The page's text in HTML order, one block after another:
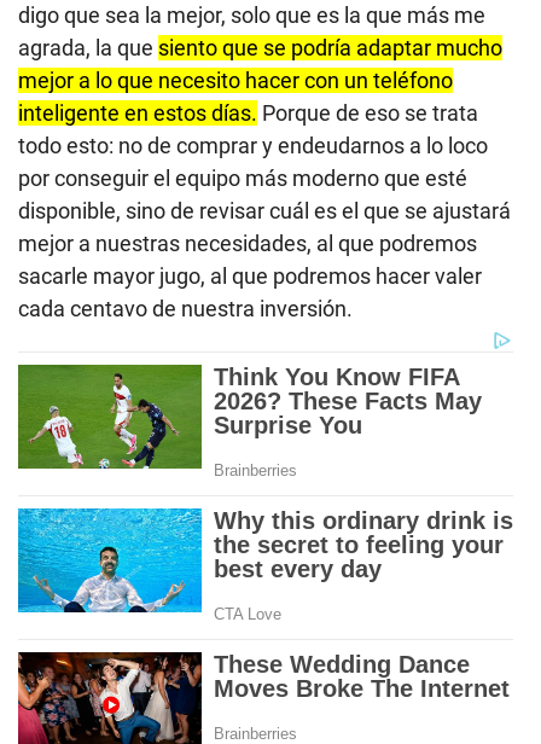
digo que sea la mejor, solo que es la que más me
agrada, la que siento que se podría adaptar mucho
mejor a lo que necesito hacer con un teléfono
inteligente en estos días. Porque de eso se trata
todo esto: no de comprar y endeudarnos a lo loco
por conseguir el equipo más moderno que esté
disponible, sino de revisar cuál es el que se ajustará
mejor a nuestras necesidades, al que podremos
sacarle mayor jugo, al que podremos hacer valer
cada centavo de nuestra inversión.